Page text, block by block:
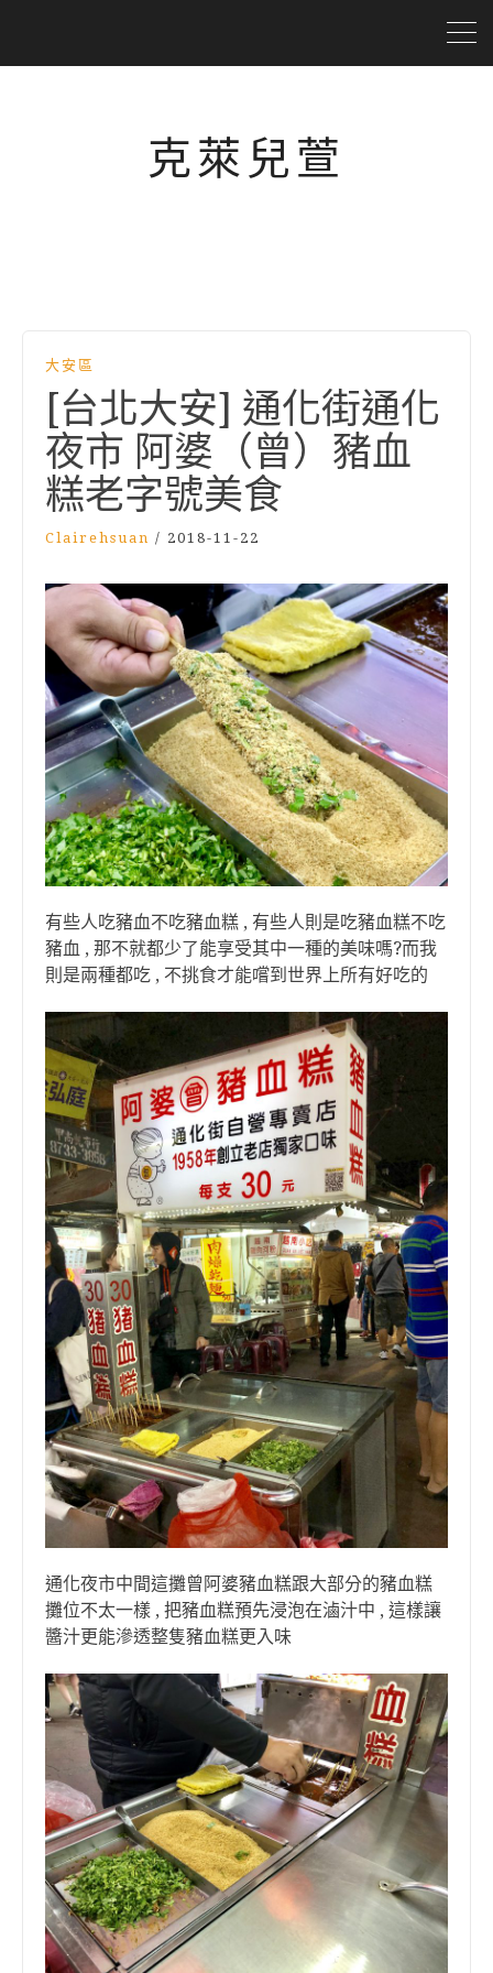
克萊兒萱
大安區
[台北大安] 通化街通化
夜市 阿婆（曾）豬血
糕老字號美食
Clairehsuan / 2018-11-22
有些人吃豬血不吃豬血糕 , 有些人則是吃豬血糕不吃
豬血 , 那不就都少了能享受其中一種的美味嗎?而我
則是兩種都吃 , 不挑食才能嚐到世界上所有好吃的
通化夜市中間這攤曾阿婆豬血糕跟大部分的豬血糕
攤位不太一樣 , 把豬血糕預先浸泡在滷汁中 , 這樣讓
醬汁更能滲透整隻豬血糕更入味